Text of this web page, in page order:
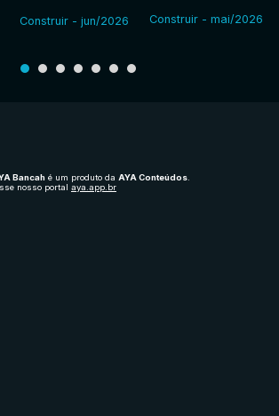
Construir - jun/2026 Construir - mai/2026
Bancah é um produto da AYA Conteúdos.
nosso portal aya.app.br